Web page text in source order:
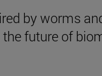
by worms
future of